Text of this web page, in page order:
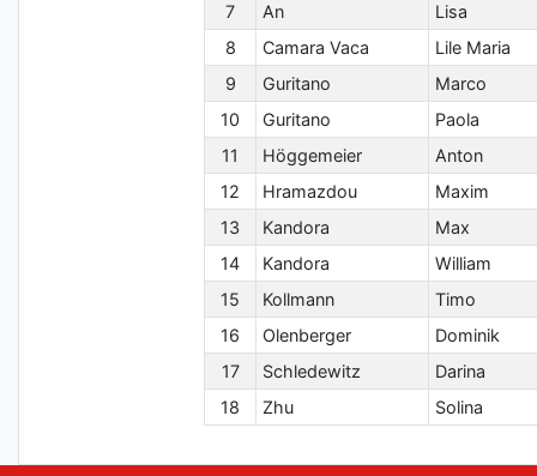
7
An
Lisa
8
Camara Vaca
Lile Maria
9
Guritano
Marco
10
Guritano
Paola
11
Höggemeier
Anton
12
Hramazdou
Maxim
13
Kandora
Max
14
Kandora
William
15
Kollmann
Timo
16
Olenberger
Dominik
17
Schledewitz
Darina
18
Zhu Solina